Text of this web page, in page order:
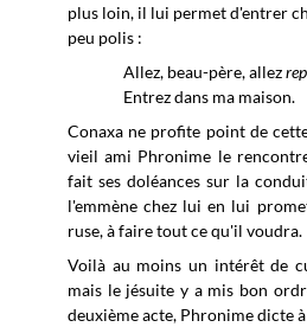
plus loin, il lui permet d'entrer
peu polis :
Allez, beau-père, allez
Entrez dans ma maison.
Conaxa ne profite point de
vieil ami Phronime le
fait ses doléances sur la
l'emmène chez lui en lui
ruse, à faire tout ce qu'il voudra.
Voilà au moins un intérêt de
mais le jésuite y a mis bon
deuxième acte, Phronime dicte